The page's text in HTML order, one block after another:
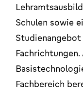
Schulen sowie
Fachrichtungen.
Fachbereich